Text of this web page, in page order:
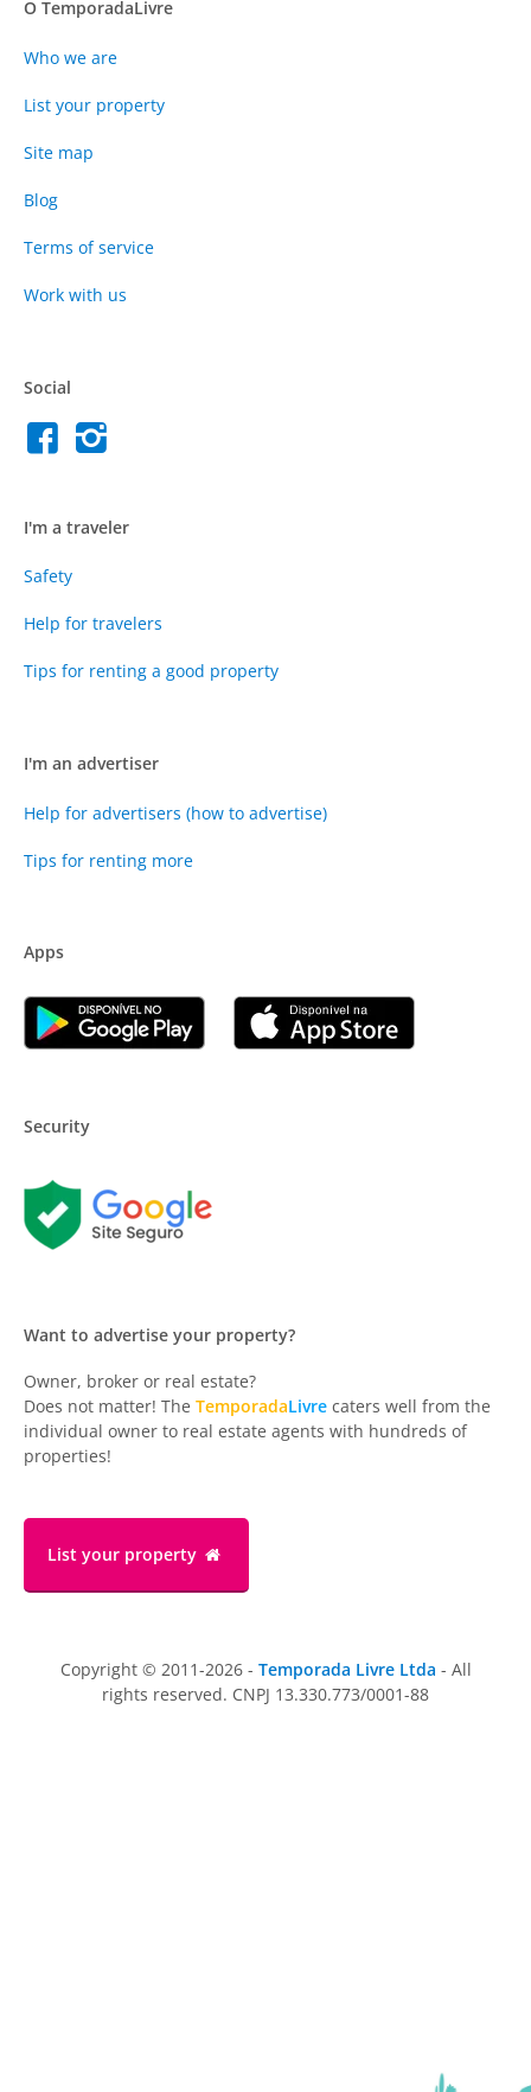
O TemporadaLivre
Who we are
List your property
Site map
Blog
Terms of service
Work with us
Social
I'm a traveler
Safety
Help for travelers
Tips for renting a good property
I'm an advertiser
Help for advertisers (how to advertise)
Tips for renting more
Apps
Security
Want to advertise your property?
Owner, broker or real estate?
Does not matter! The TemporadaLivre caters well from the
individual owner to real estate agents with hundreds of
properties!
List your property
Copyright © 2011-2026 - Temporada Livre Ltda - All
rights reserved. CNPJ 13.330.773/0001-88